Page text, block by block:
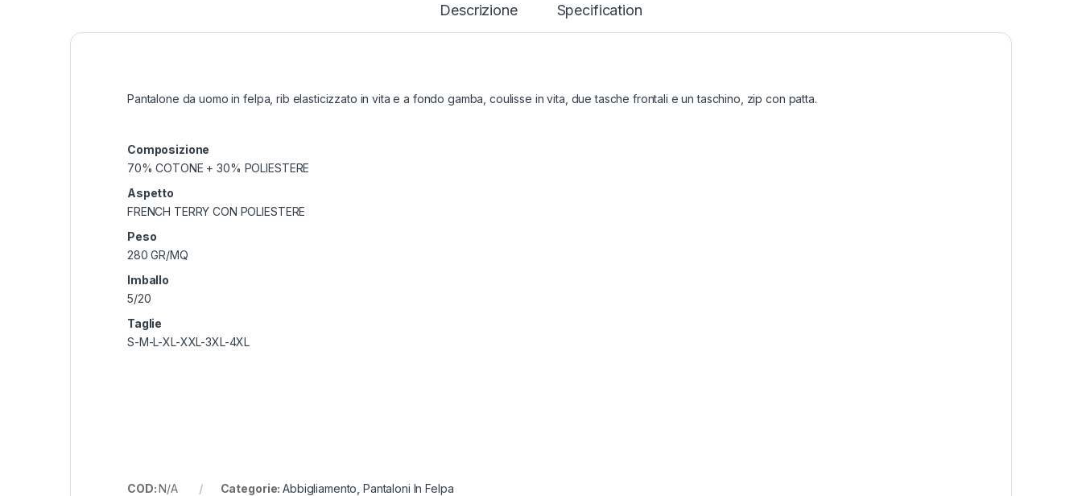
Descrizione Specification
Pantalone da uomo in felpa, rib elasticizzato in vita e a fondo gamba, coulisse in vita, due tasche frontali e un taschino, zip con patta.
Composizione
70% COTONE + 30% POLIESTERE
Aspetto
FRENCH TERRY CON POLIESTERE
Peso
280 GR/MQ
Imballo
5/20
Taglie
S-M-L-XL-XXL-3XL-4XL
COD:N/A Categorie:Abbigliamento ,Pantaloni In Felpa